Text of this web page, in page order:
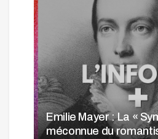
Emilie Mayer : La «
méconnue du